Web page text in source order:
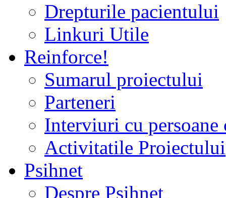
Drepturile pacientului
Linkuri Utile
Reinforce!
Sumarul proiectului
Parteneri
Interviuri cu persoane
Activitatile Proiectului
Psihnet
Despre Psihnet